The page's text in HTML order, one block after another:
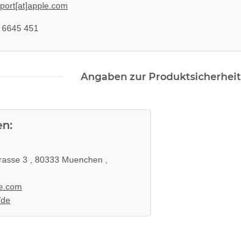
451
Angaben zur Produktsicherheit
3 , 80333 Muenchen ,